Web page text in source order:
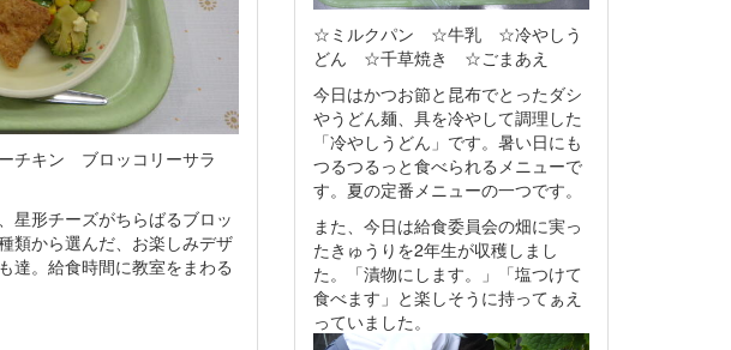
チキン ブロッコリーサラ
星形チーズがちらばるブロッ
類から選んだ、お楽しみデザ
達。給食時間に教室をまわる
☆ミルクパン ☆牛乳 ☆冷やしう
どん ☆千草焼き ☆ごまあえ
今日はかつお節と昆布でとったダシ
やうどん麺、具を冷やして調理した
「冷やしうどん」です。暑い日にも
つるつるっと食べられるメニューで
す。夏の定番メニューの一つです。
また、今日は給食委員会の畑に実っ
たきゅうりを2年生が収穫しまし
た。「漬物にします。」「塩つけて
食べます」と楽しそうに持ってぁえ
っていました。